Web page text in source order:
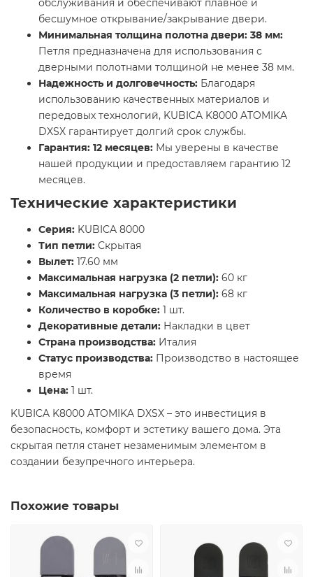
обслуживания и обеспечивают плавное и
бесшумное открывание/закрывание двери.
Минимальная толщина полотна двери: 38 мм:
Петля предназначена для использования с
дверными полотнами толщиной не менее 38 мм.
Надежность и долговечность: Благодаря
использованию качественных материалов и
передовых технологий, KUBICA K8000 ATOMIKA
DXSX гарантирует долгий срок службы.
Гарантия: 12 месяцев: Мы уверены в качестве
нашей продукции и предоставляем гарантию 12
месяцев.
Технические характеристики
Серия: KUBICA 8000
Тип петли: Скрытая
Вылет: 17.60 мм
Максимальная нагрузка (2 петли): 60 кг
Максимальная нагрузка (3 петли): 68 кг
Количество в коробке: 1 шт.
Декоративные детали: Накладки в цвет
Страна производства: Италия
Статус производства: Производство в настоящее
время
Цена: 1 шт.
KUBICA K8000 ATOMIKA DXSX – это инвестиция в
безопасность, комфорт и эстетику вашего дома. Эта
скрытая петля станет незаменимым элементом в
создании безупречного интерьера.
Похожие товары